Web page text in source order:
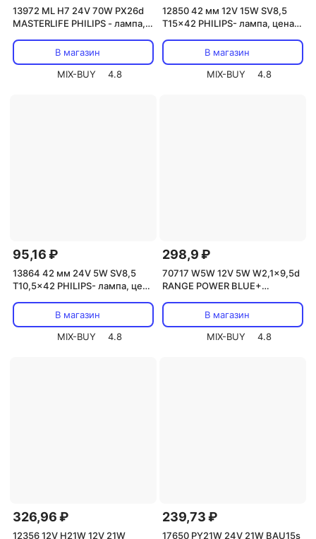
13972 ML Н7 24V 70W РХ26d
MASTERLIFE PHILIPS - лампа,
В магазин
MIX-BUY
4.8
12850 42 мм 12V 15W SV8,5
T15x42 PHILIPS- лампа, цена
В магазин
MIX-BUY
4.8
95,16 ₽
13864 42 мм 24V 5W SV8,5
T10,5x42 PHILIPS- лампа, цена
В магазин
MIX-BUY
4.8
298,9 ₽
70717 W5W 12V 5W W2,1x9,5d
RANGE POWER BLUE+
NARVA, цена за 1 шт.
В магазин
MIX-BUY
4.8
326,96 ₽
12356 12V H21W 12V 21W
239,73 ₽
17650 PY21W 24V 21W BAU15s